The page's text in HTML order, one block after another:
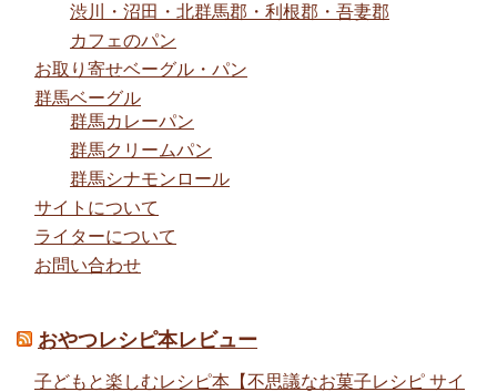
渋川・沼田・北群馬郡・利根郡・吾妻郡
カフェのパン
お取り寄せベーグル・パン
群馬ベーグル
群馬カレーパン
群馬クリームパン
群馬シナモンロール
サイトについて
ライターについて
お問い合わせ
おやつレシピ本レビュー
子どもと楽しむレシピ本【不思議なお菓子レシピ サイ